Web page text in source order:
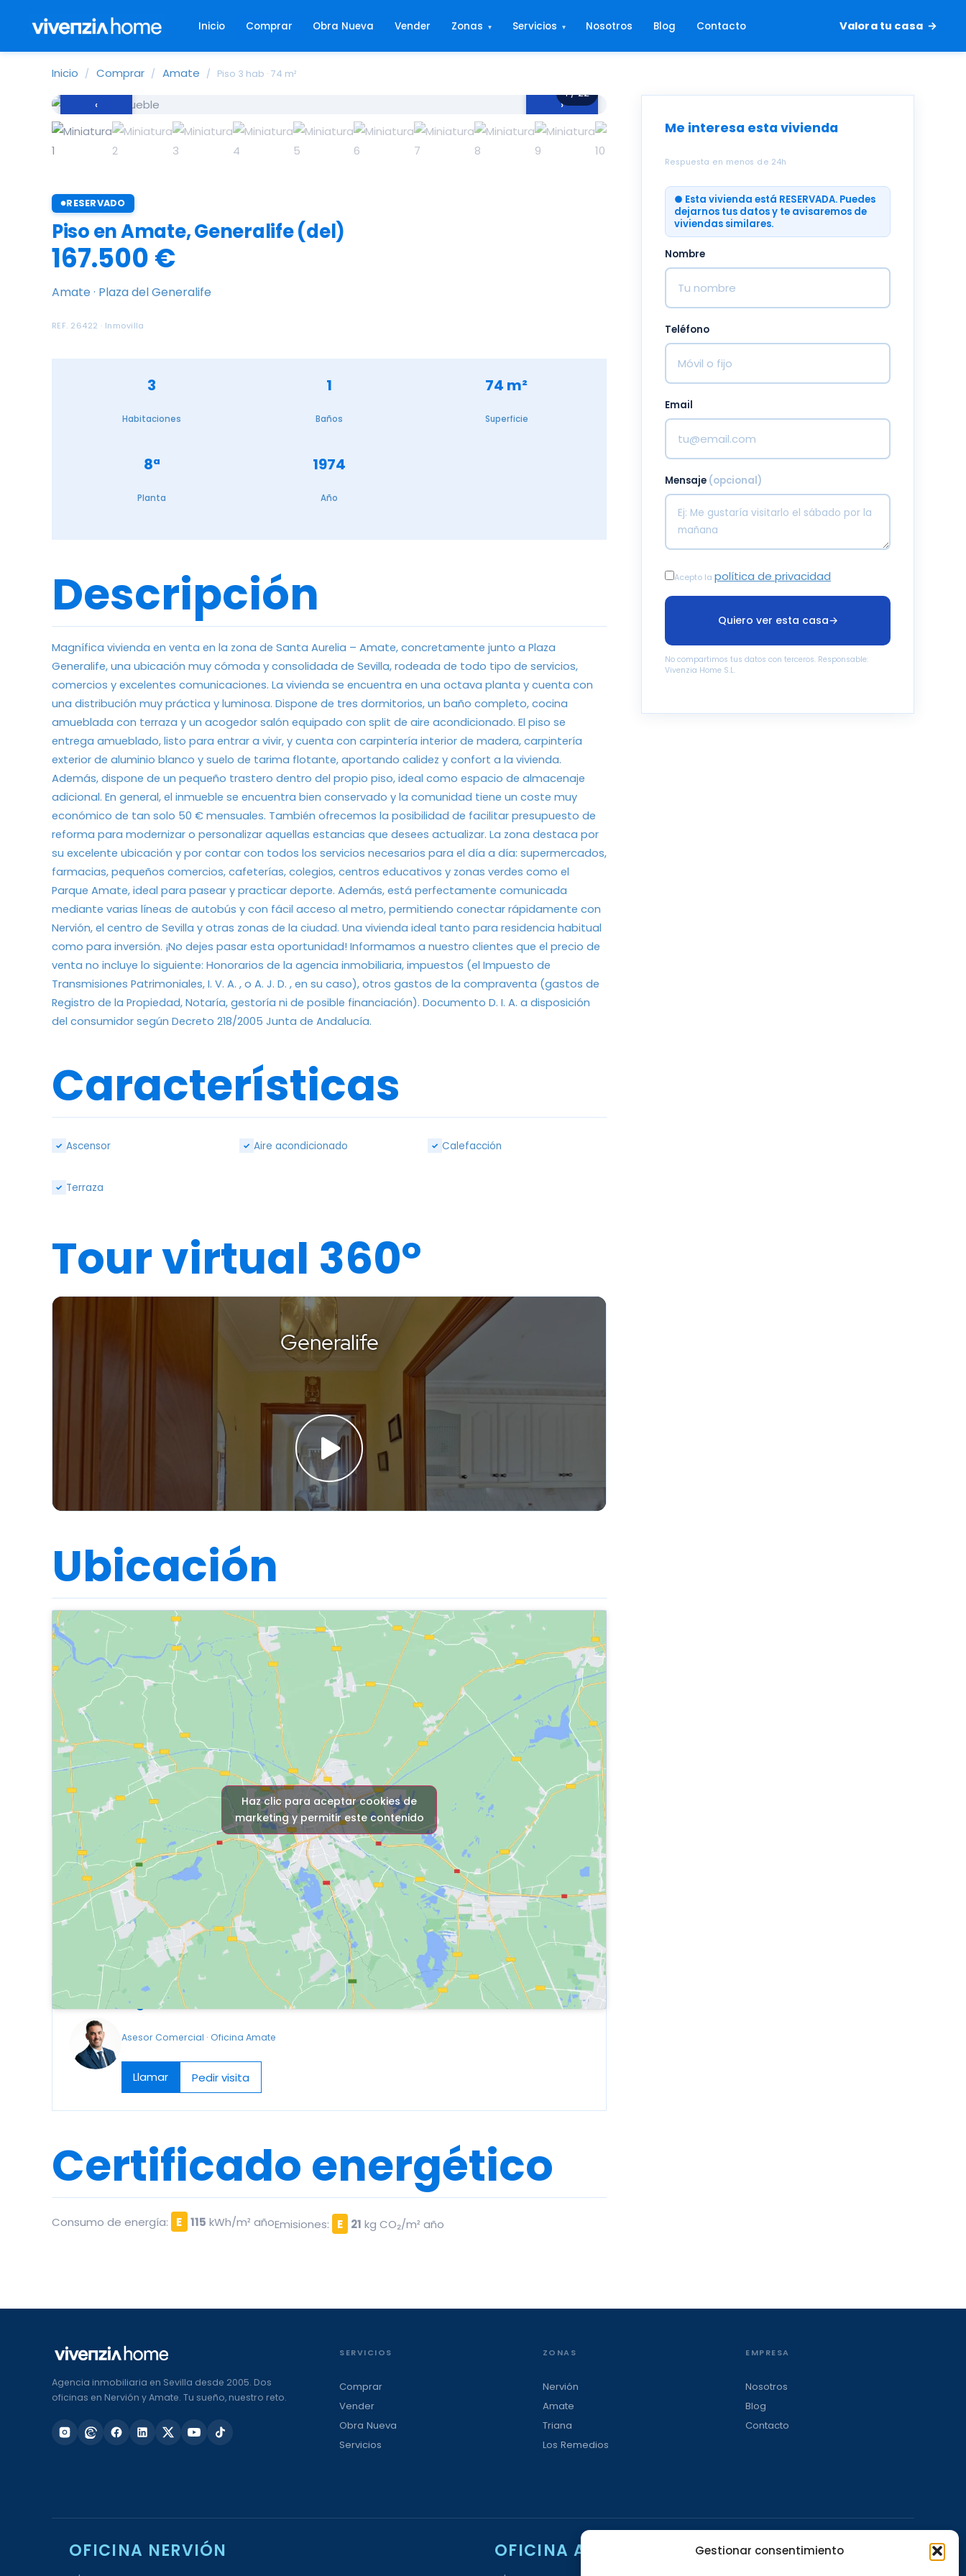
Gestionar consentimiento
Inicio Comprar Obra Nueva Vender Zonas ▾ Servicios ▾ Nosotros Blog Contacto Valora tu casa
Inicio / Comprar / Amate / Piso 3 hab · 74 m²
‹ ›
1 / 22
RESERVADO
Piso en Amate, Generalife (del)
167.500 €
Amate · Plaza del Generalife
REF. 26422 · Inmovilla
3
Habitaciones
1
Baños
74 m²
Superficie
8ª
Planta
1974
Año
Descripción
Magnífica vivienda en venta en la zona de Santa Aurelia – Amate, concretamente junto a Plaza
Generalife, una ubicación muy cómoda y consolidada de Sevilla, rodeada de todo tipo de servicios,
comercios y excelentes comunicaciones. La vivienda se encuentra en una octava planta y cuenta con
una distribución muy práctica y luminosa. Dispone de tres dormitorios, un baño completo, cocina
amueblada con terraza y un acogedor salón equipado con split de aire acondicionado. El piso se
entrega amueblado, listo para entrar a vivir, y cuenta con carpintería interior de madera, carpintería
exterior de aluminio blanco y suelo de tarima flotante, aportando calidez y confort a la vivienda.
Además, dispone de un pequeño trastero dentro del propio piso, ideal como espacio de almacenaje
adicional. En general, el inmueble se encuentra bien conservado y la comunidad tiene un coste muy
económico de tan solo 50 € mensuales. También ofrecemos la posibilidad de facilitar presupuesto de
reforma para modernizar o personalizar aquellas estancias que desees actualizar. La zona destaca por
su excelente ubicación y por contar con todos los servicios necesarios para el día a día: supermercados,
farmacias, pequeños comercios, cafeterías, colegios, centros educativos y zonas verdes como el
Parque Amate, ideal para pasear y practicar deporte. Además, está perfectamente comunicada
mediante varias líneas de autobús y con fácil acceso al metro, permitiendo conectar rápidamente con
Nervión, el centro de Sevilla y otras zonas de la ciudad. Una vivienda ideal tanto para residencia habitual
como para inversión. ¡No dejes pasar esta oportunidad! Informamos a nuestro clientes que el precio de
venta no incluye lo siguiente: Honorarios de la agencia inmobiliaria, impuestos (el Impuesto de
Transmisiones Patrimoniales, I. V. A. , o A. J. D. , en su caso), otros gastos de la compraventa (gastos de
Registro de la Propiedad, Notaría, gestoría ni de posible financiación). Documento D. I. A. a disposición
del consumidor según Decreto 218/2005 Junta de Andalucía.
Características
✓ Ascensor ✓ Aire acondicionado ✓ Calefacción
✓ Terraza
Tour virtual 360º
Ubicación
Haz clic para aceptar cookies de
marketing y permitir este contenido
Tu agente para esta
vivienda
Miguel Martín
Asesor Comercial · Oficina Amate
Llamar Pedir visita
Certificado energético
Consumo de energía: E 115 kWh/m² añoEmisiones: E 21 kg CO₂/m² año
Me interesa esta vivienda
Respuesta en menos de 24h
● Esta vivienda está RESERVADA. Puedes
dejarnos tus datos y te avisaremos de
viviendas similares.
Nombre
Teléfono
Email
Mensaje (opcional)
Acepto la política de privacidad
Quiero ver esta casa→
No compartimos tus datos con terceros. Responsable:
Vivenzia Home S.L.
Agencia inmobiliaria en Sevilla desde 2005. Dos
oficinas en Nervión y Amate. Tu sueño, nuestro reto.
SERVICIOS
Comprar
Vender
Obra Nueva
Servicios
ZONAS
Nervión
Amate
Triana
Los Remedios
EMPRESA
Nosotros
Blog
Contacto
OFICINA NERVIÓN OFICINA AMATE